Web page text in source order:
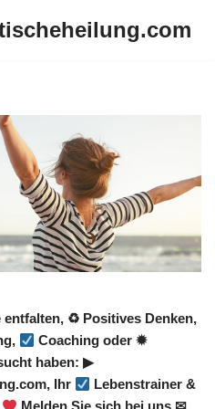
♻ Positives Denken,
Coaching oder ✹
haben: ▶︎
Ihr
Lebenstrainer &